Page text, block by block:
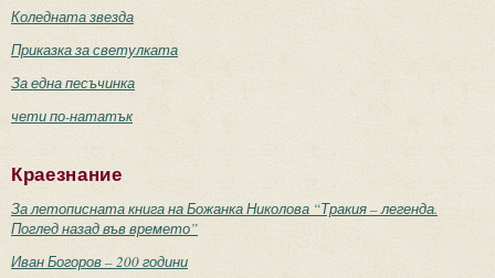
Коледната звезда
Приказка за светулката
За една песъчинка
чети по-нататък
Краезнание
За летописната книга на Божанка Николова “Тракия – легенда.
Поглед назад във времето”
Иван Богоров – 200 години